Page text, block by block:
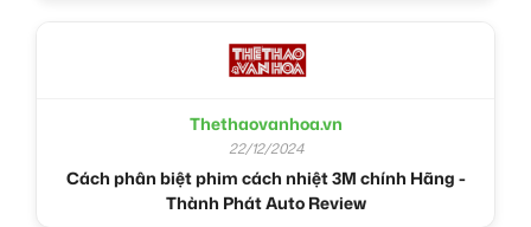
Thethaovanhoa.vn
22/12/2024
Cách phân biệt phim cách nhiệt 3M chính Hãng -
Thành Phát Auto Review